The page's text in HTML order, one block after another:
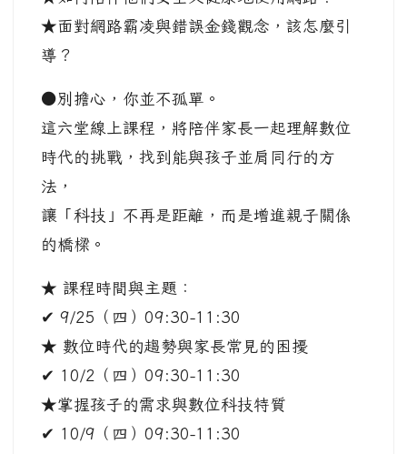
★面對網路霸凌與錯誤金錢觀念，該怎麼引
導？
●別擔心，你並不孤單。
這六堂線上課程，將陪伴家長一起理解數位
時代的挑戰，找到能與孩子並肩同行的方
法，
讓「科技」不再是距離，而是增進親子關係
的橋樑。
★ 課程時間與主題：
✔ 9/25（四）09:30-11:30
★ 數位時代的趨勢與家長常見的困擾
✔ 10/2（四）09:30-11:30
★掌握孩子的需求與數位科技特質
✔ 10/9（四）09:30-11:30